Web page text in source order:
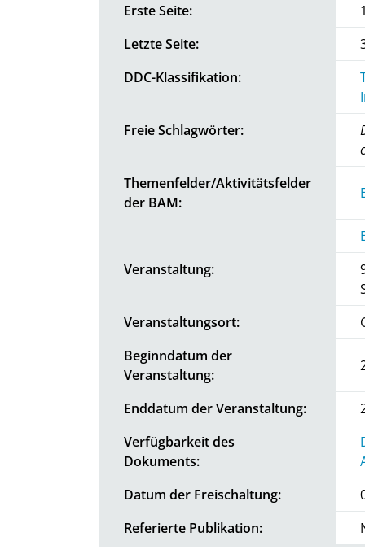
Erste Seite:
Letzte Seite:
DDC-Klassifikation:
Freie Schlagwörter:
Themenfelder/Aktivitätsfelder
der BAM:
Veranstaltung:
Veranstaltungsort:
Beginndatum der
Veranstaltung:
Enddatum der Veranstaltung:
Verfügbarkeit des
Dokuments:
Datum der Freischaltung:
Referierte Publikation: